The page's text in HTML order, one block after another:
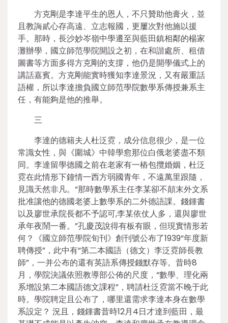
方克剛是李達平生的恩人，不只贊助他膏火，並
且教誨貳心存高遠、立志報國，更屢次對他施以援
手。那時，長沙妙岑嶺中學遷至與藍田鎮相鄰的楊家
灘辦學，國立師范學院開設之初，在和諧處所、租借
圖書等方面多得方克剛的支撐，他仍是開學儀式上的
講話嘉賓。方克剛能實時獲知李達景況，又有嚴重話
語權，所以李達擔負國立師范學院數學系傳授兼系主
任，有能夠是他的推舉。
三
李達的德籍夫人杜泛霓，成分信息很少，是一位
常識女性，與《圍城》中韓學愈那位白俄老婆盡不類
同。李達留學德國之前在老家有一樁包攬婚姻，杜泛
霓在此情形下鐘情一西方弱國青年，不遠萬里跟隨，
見識天然非凡。“那時數學系主任李某卻不顛末外文系
批准讓他的德國老婆上數學系的二外德語課。錢鍾書
以及廖世承院長都不予認可,李某依仗人多，還與廖世
承年夜鬧一番。”孔慶茂說得有板有眼，但現實情形若
何？《國立師范學院旬刊》創刊號公布了1939“年度新
聘傳授”，此中有“第二本國語（德文）李泛霓師長教
師”，一并公布的還有英語系傳授錢默存等。昔時8
月，學院決議依照教導部公佈的尺度，“數學、理化兩
系增設第二本國語德文課程”，聘請杜泛霓當不晚于此
時。學院聘定且公布了，哪里還需求李達本身在數學
系設定？ 況且，錢鍾書昔時12月4日才達到藍田，最